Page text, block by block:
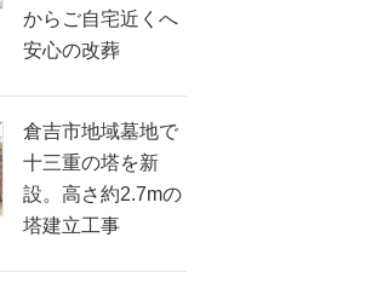
からご自宅近くへ
安心の改葬
倉吉市地域墓地で
十三重の塔を新
設。高さ約2.7mの
塔建立工事